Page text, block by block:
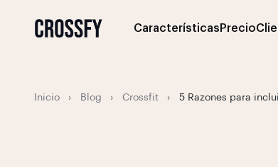
Características Precio
Inicio › Blog › Crossfit › 5 Razones para